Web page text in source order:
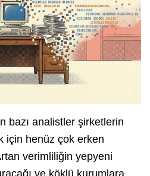
bazı analistler şirketlerin
için henüz çok erken
verimliliğin yepyeni